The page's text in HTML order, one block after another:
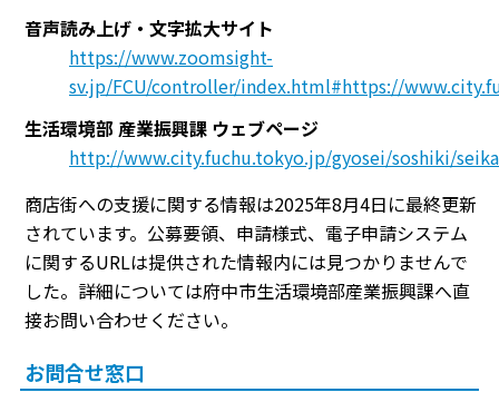
音声読み上げ・文字拡大サイト
https://www.zoomsight-
sv.jp/FCU/controller/index.html#https://
生活環境部 産業振興課 ウェブページ
http://www.city.fuchu.tokyo.jp/gyosei/soshiki/
商店街への支援に関する情報は2025年8月4日に最終更新
されています。公募要領、申請様式、電子申請システム
に関するURLは提供された情報内には見つかりませんで
した。詳細については府中市生活環境部産業振興課へ直
接お問い合わせください。
お問合せ窓口